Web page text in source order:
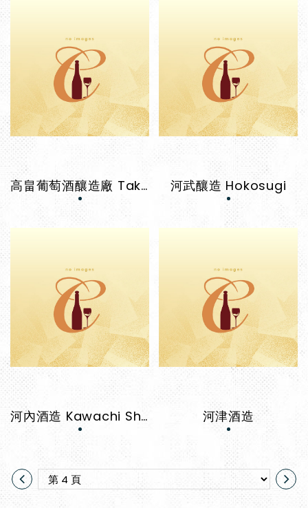
高畠葡萄酒釀造廠 Takahata Winery 河武釀造 Hokosugi
河內酒造 Kawachi Shuzō 河津酒造